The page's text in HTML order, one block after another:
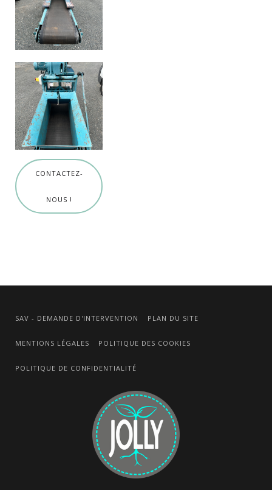
CONTACTEZ-
NOUS !
SAV - DEMANDE D'INTERVENTION PLAN DU SITE
MENTIONS LÉGALES POLITIQUE DES COOKIES
POLITIQUE DE CONFIDENTIALITÉ